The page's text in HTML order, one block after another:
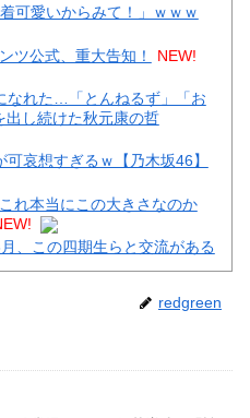
可愛いからみて！」ｗｗｗ
ツ公式、重大告知！
NEW!
なれた…「とんねるず」「お
出し続けた秋元康の哲
哀想すぎるｗ【乃木坂46】
れ本当にこの大きさなのか
、この四期生らと交流がある
秦瑞穂、極小パ○ティ尻がHす
「おパンツ」がお見えになっ
redgreen